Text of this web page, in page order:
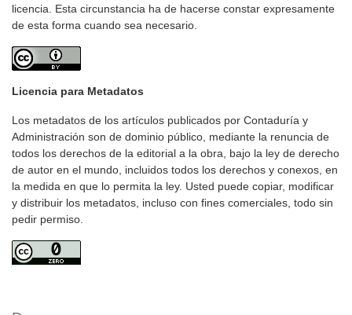
licencia. Esta circunstancia ha de hacerse constar expresamente
de esta forma cuando sea necesario.
Licencia para Metadatos
Los metadatos de los artículos publicados por Contaduría y
Administración son de dominio público, mediante la renuncia de
todos los derechos de la editorial a la obra, bajo la ley de derecho
de autor en el mundo, incluidos todos los derechos y conexos, en
la medida en que lo permita la ley. Usted puede copiar, modificar
y distribuir los metadatos, incluso con fines comerciales, todo sin
pedir permiso.